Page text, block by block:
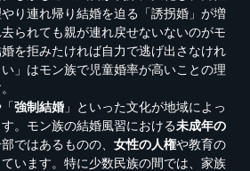
り連れ帰り結婚を迫る「誘拐婚」が増
られても親が連れ戻せないないのがモ
を拒みたければ自力で逃げ出さなけれ
」はモン族で児童婚率が高いことの理
強制結婚 」といった文化が地域によっ
。モン族の結婚風習における未成年の
ではあるものの、 女性の人権や教育の
います。特に少数民族の間では、家族